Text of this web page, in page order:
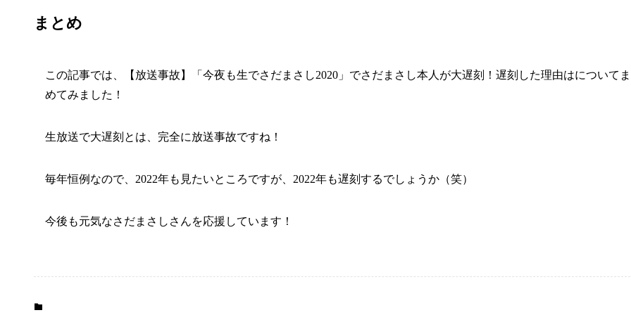
まとめ
この記事では、【放送事故】「今夜も生でさだまさし2020」でさだまさし本人が大遅刻！遅刻した理由はについて
めてみました！
生放送で大遅刻とは、完全に放送事故ですね！
毎年恒例なので、2022年も見たいところですが、2022年も遅刻するでしょうか（笑）
今後も元気なさだまさしさんを応援しています！